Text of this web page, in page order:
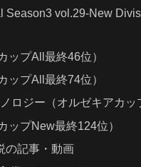
vol.29-New
ップAll最終46位）
ップAll最終74位）
ロジー（オルゼキアカッ
ップNew最終124位）
の記事・動画